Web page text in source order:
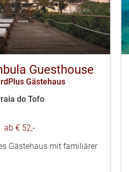
Guesthouse
Gästehaus
do Tofo
ab € 52,-
Gästehaus mit familiärer